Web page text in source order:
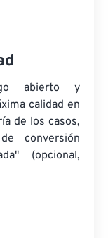
abierto y
calidad en
de los casos,
conversión
(opcional,